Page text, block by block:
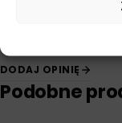
DODAJ OPINIĘ
Podobne